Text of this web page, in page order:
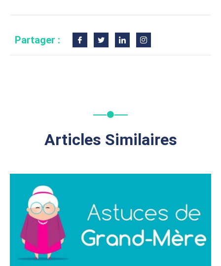
Partager :
Articles Similaires